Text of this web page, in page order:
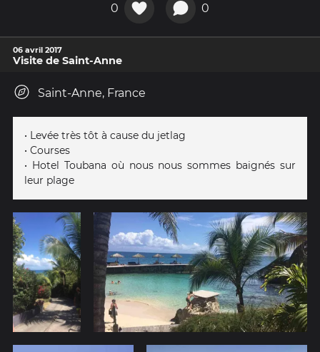
0 0
06 avril 2017
Visite de Saint-Anne
Saint-Anne, France
• Levée très tôt à cause du jetlag
• Courses
• Hotel Toubana où nous nous sommes baignés sur
leur plage